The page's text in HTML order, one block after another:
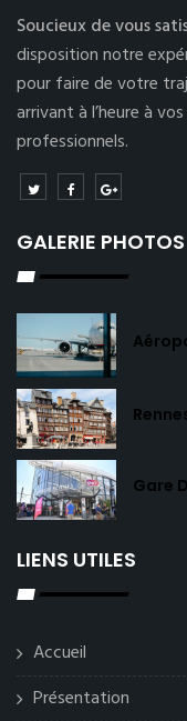
Soucieux de vous
disposition notre
pour faire de votre
arrivant à l’heure à
professionnels.
GALERIE PHOTOS
Gare
LIENS UTILES
Accueil
Présentation